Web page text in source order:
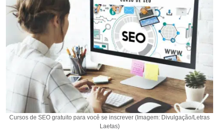
Cursos de SEO gratuito para você se inscrever (Imagem: Divulgação/Letras
Laetas)